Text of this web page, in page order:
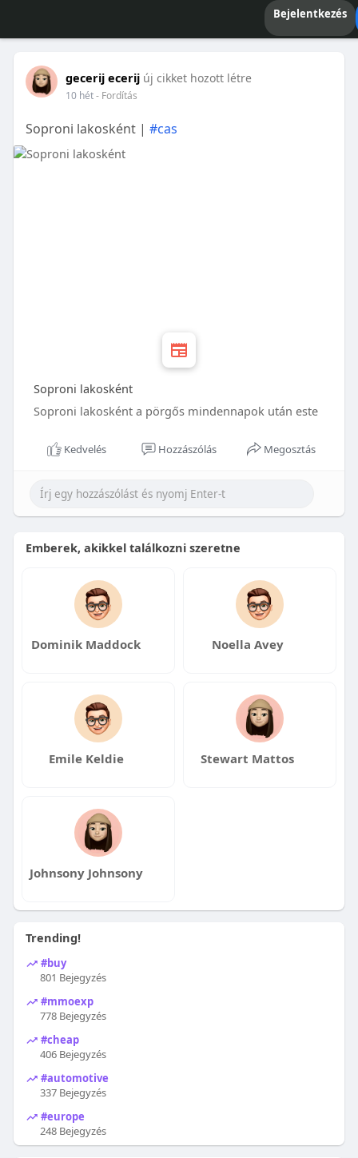
Bejelentkezés
gecerij ecerij új cikket hozott létre
10 hét- Fordítás
Soproni lakosként | #cas
Soproni lakosként
Soproni lakosként a pörgős mindennapok után este
Kedvelés Hozzászólás Megosztás
Emberek, akikkel találkozni szeretne
Dominik Maddock Noella Avey
Emile Keldie Stewart Mattos
Johnsony Johnsony
Trending!
#buy
801 Bejegyzés
#mmoexp
778 Bejegyzés
#cheap
406 Bejegyzés
#automotive
337 Bejegyzés
#europe
248 Bejegyzés